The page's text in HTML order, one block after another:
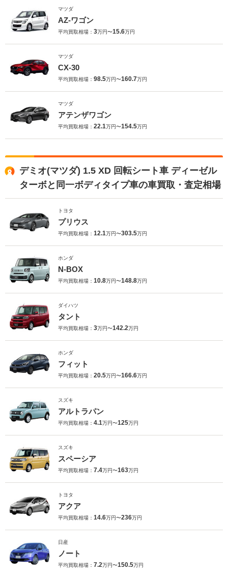
マツダ
AZ-ワゴン
平均買取相場： 3万円〜15.6万円
マツダ
CX-30
平均買取相場： 98.5万円〜160.7万円
マツダ
アテンザワゴン
平均買取相場： 22.1万円〜154.5万円
デミオ(マツダ) 1.5 XD 回転シート車 ディーゼル
ターボと同一ボディタイプ車の車買取・査定相場
トヨタ
プリウス
平均買取相場： 12.1万円〜303.5万円
ホンダ
N-BOX
平均買取相場： 10.8万円〜148.8万円
ダイハツ
タント
平均買取相場： 3万円〜142.2万円
ホンダ
フィット
平均買取相場： 20.5万円〜166.6万円
スズキ
アルトラパン
平均買取相場： 4.1万円〜125万円
スズキ
スペーシア
平均買取相場： 7.4万円〜163万円
トヨタ
アクア
平均買取相場： 14.6万円〜236万円
日産
ノート
平均買取相場： 7.2万円〜150.5万円